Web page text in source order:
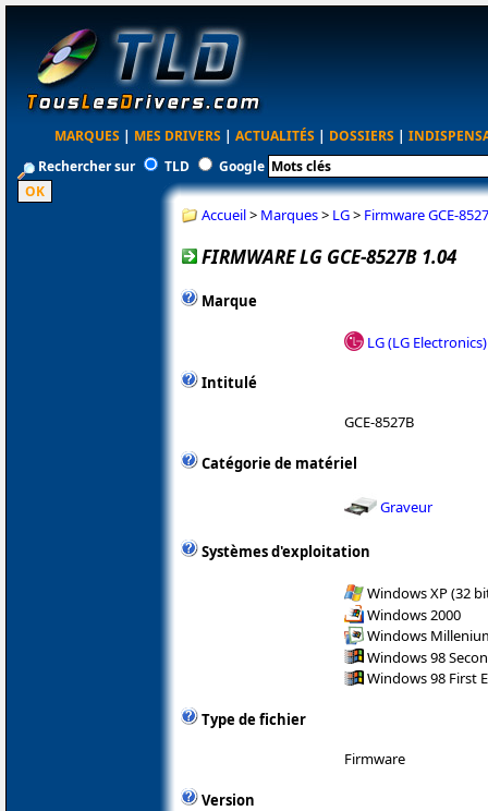
MARQUES | MES DRIVERS | ACTUALITÉS | DOSSIERS |
Rechercher sur
TLD Google
Accueil> Marques> LG> Firmware GCE-
FIRMWARE LG GCE-8527B 1.04
Marque
LG (LG Electronics)
Intitulé
GCE-8527B
Catégorie de matériel
Graveur
Systèmes d'exploitation
Windows XP (32
Windows 2000
Windows
Windows 98
Windows 98 First
Type de fichier
Firmware
Version